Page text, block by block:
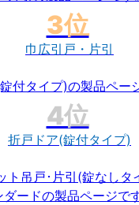
巾広引戸・片引
折戸ドア(錠付タイプ)